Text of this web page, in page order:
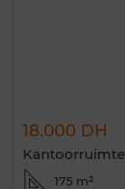
18.000 DH
Kantoorruimte
175 m²